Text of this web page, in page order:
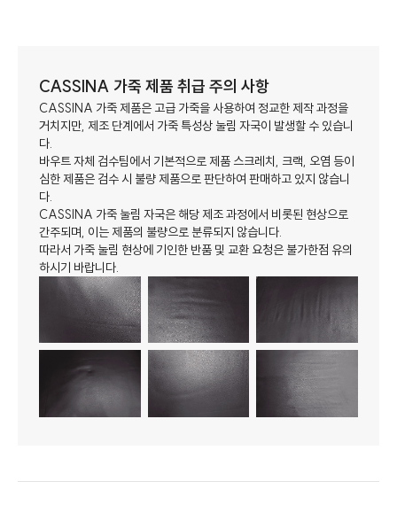
CASSINA 가죽 제품 취급 주의 사항
CASSINA 가죽 제품은 고급 가죽을 사용하여 정교한 제작 과정을
거치지만, 제조 단계에서 가죽 특성상 눌림 자국이 발생할 수 있습니
다.
바우트 자체 검수팀에서 기본적으로 제품 스크레치, 크랙, 오염 등이
심한 제품은 검수 시 불량 제품으로 판단하여 판매하고 있지 않습니
다.
CASSINA 가죽 눌림 자국은 해당 제조 과정에서 비롯된 현상으로
간주되며, 이는 제품의 불량으로 분류되지 않습니다.
따라서 가죽 눌림 현상에 기인한 반품 및 교환 요청은 불가한점 유의
하시기 바랍니다.